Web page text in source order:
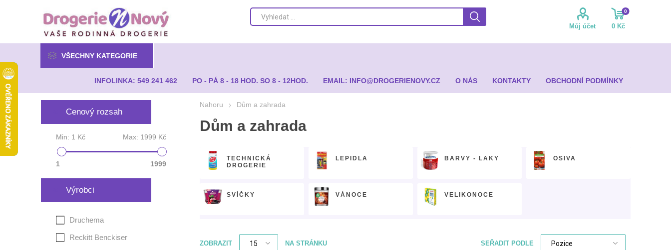
Můj účet
0
0 Kč
VŠECHNY KATEGORIE
INFOLINKA: 549 241 462 PO - PÁ 8 - 18 HOD. SO 8 - 12HOD. EMAIL: INFO@DROGERIENOVY.CZ O NÁS KONTAKTY OBCHODNÍ PODMÍNKY
Nahoru Dům a zahrada
Dům a zahrada
TECHNICKÁ
DROGERIE
LEPIDLA BARVY - LAKY OSIVA
SVÍČKY VÁNOCE VELIKONOCE
SEŘADIT PODLE
ZOBRAZIT NA STRÁNKU
Cenový rozsah
Min: 1 Kč Max: 1999 Kč
1 1999
Výrobci
Druchema
Reckitt Benckiser